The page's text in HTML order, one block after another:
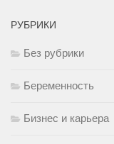
РУБРИКИ
Без рубрики
Беременность
Бизнес и карьера